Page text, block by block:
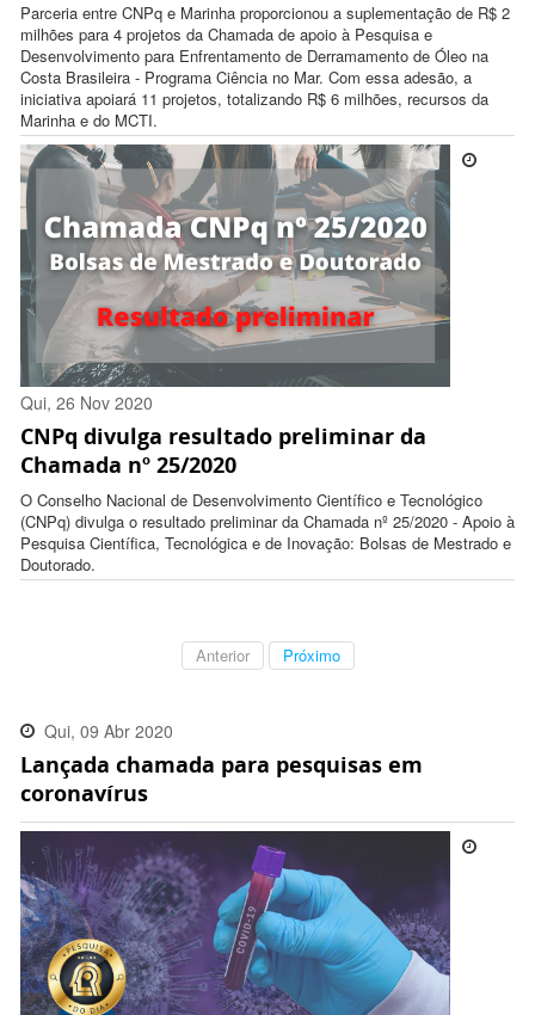
Parceria entre CNPq e Marinha proporcionou a suplementação de R$ 2
milhões para 4 projetos da Chamada de apoio à Pesquisa e
Desenvolvimento para Enfrentamento de Derramamento de Óleo na
Costa Brasileira - Programa Ciência no Mar. Com essa adesão, a
iniciativa apoiará 11 projetos, totalizando R$ 6 milhões, recursos da
Marinha e do MCTI.
Qui, 26 Nov 2020
17:37:00 -0300
CNPq divulga resultado preliminar da
Chamada nº 25/2020
O Conselho Nacional de Desenvolvimento Científico e Tecnológico
(CNPq) divulga o resultado preliminar da Chamada nº 25/2020 - Apoio à
Pesquisa Científica, Tecnológica e de Inovação: Bolsas de Mestrado e
Doutorado.
Anterior Próximo
Qui, 09 Abr 2020
17:26:00 -0300
Lançada chamada para pesquisas em
coronavírus